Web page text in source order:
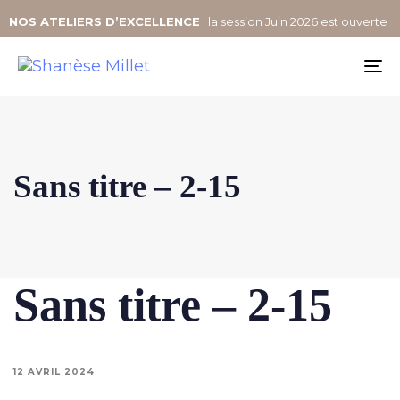
NOS ATELIERS D’EXCELLENCE : la session Juin 2026 est ouverte
Sans titre – 2-15
Sans titre – 2-15
12 AVRIL 2024